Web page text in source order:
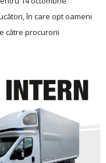
în care opt oameni
către procurorii